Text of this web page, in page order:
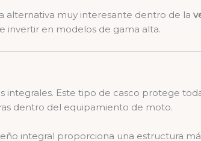
alternativa muy interesante dentro de la
invertir en modelos de gama alta.
Este tipo de casco protege
dentro del equipamiento de moto.
integral proporciona una estructura